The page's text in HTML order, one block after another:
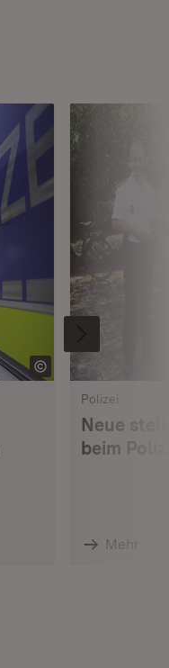
Polizei
Neue
beim
Mehr